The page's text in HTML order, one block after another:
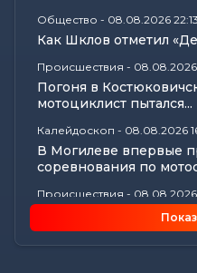
Общество - 08.08.2026 22:13
Как Шклов отметил
Происшествия - 08.08.2026
Погоня в
мотоциклист пытался...
Калейдоскоп - 08.08.2026
В Могилеве впервые
соревнования по
Происшествия - 08.08.2026
Смертельное ДТП в
мотоциклист погиб на